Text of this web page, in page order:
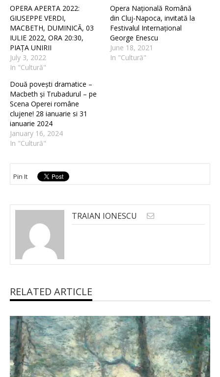
OPERA APERTA 2022:
GIUSEPPE VERDI,
MACBETH, DUMINICĂ, 03
IULIE 2022, ORA 20:30,
PIAȚA UNIRII
July 3, 2022
In "Cultură"
Opera Națională Română
din Cluj-Napoca, invitată la
Festivalul Internațional
George Enescu
June 18, 2021
In "Cultură"
Două povești dramatice –
Macbeth și Trubadurul – pe
Scena Operei române
clujene! 28 ianuarie si 31
ianuarie 2024
January 16, 2024
In "Cultură"
Pin It
TRAIAN IONESCU
RELATED ARTICLE